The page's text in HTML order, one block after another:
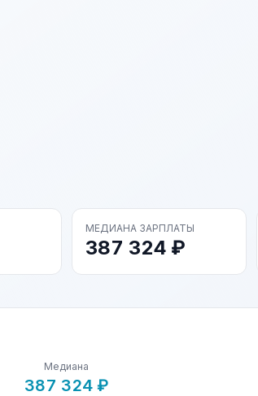
МЕДИАНА ЗАРПЛАТЫ
387 324 ₽
Медиана
387 324 ₽